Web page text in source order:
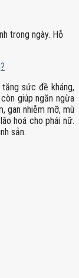
trong ngày. Hỗ
sức đề kháng,
giúp ngăn ngừa
gan nhiễm mỡ, mù
hoá cho phái nữ.
sản.